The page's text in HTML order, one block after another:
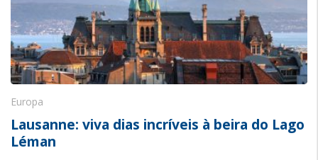
Europa
Lausanne: viva dias incríveis à beira do Lago
Léman